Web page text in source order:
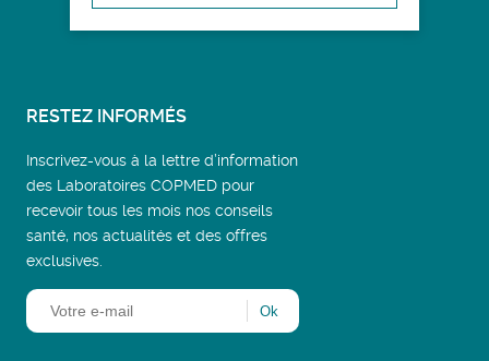
RESTEZ INFORMÉS
Inscrivez-vous à la lettre d’information
des Laboratoires COPMED pour
recevoir tous les mois nos conseils
santé, nos actualités et des offres
exclusives.